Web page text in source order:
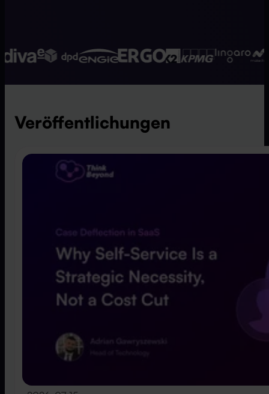
Veröffentlichungen